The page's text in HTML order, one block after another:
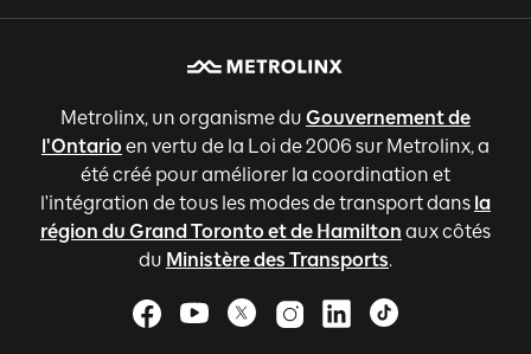
Metrolinx, un organisme du Gouvernement de
l'Ontario en vertu de la Loi de 2006 sur Metrolinx, a
été créé pour améliorer la coordination et
l'intégration de tous les modes de transport dans la
région du Grand Toronto et de Hamilton aux côtés
du Ministère des Transports.